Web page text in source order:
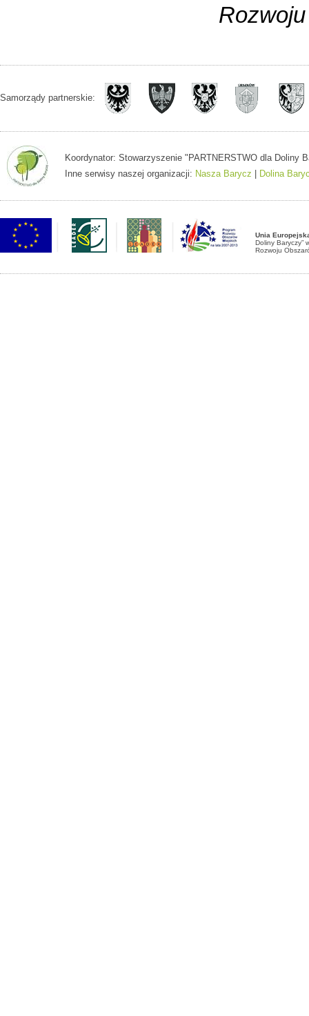
Samorządy partnerskie:
Koordynator: Stowarzyszenie "PARTNERSTWO dla
Inne serwisy naszej organizacji: Nasza Barycz Dolina
Unia
Doliny Baryczy”
Rozwoju